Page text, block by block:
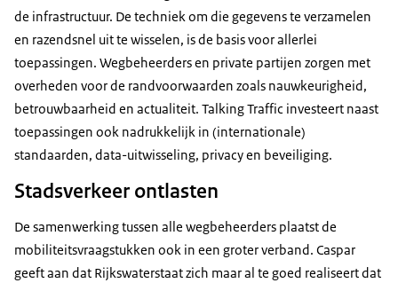
de infrastructuur. De techniek om die gegevens te verzamelen
en razendsnel uit te wisselen, is de basis voor allerlei
toepassingen. Wegbeheerders en private partijen zorgen met
overheden voor de randvoorwaarden zoals nauwkeurigheid,
betrouwbaarheid en actualiteit. Talking Traffic investeert naast
toepassingen ook nadrukkelijk in (internationale)
standaarden, data-uitwisseling, privacy en beveiliging.
Stadsverkeer ontlasten
De samenwerking tussen alle wegbeheerders plaatst de
mobiliteitsvraagstukken ook in een groter verband. Caspar
geeft aan dat Rijkswaterstaat zich maar al te goed realiseert dat